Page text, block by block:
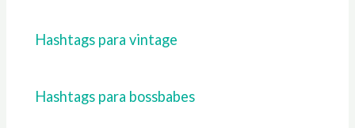
Hashtags para vintage
Hashtags para bossbabes